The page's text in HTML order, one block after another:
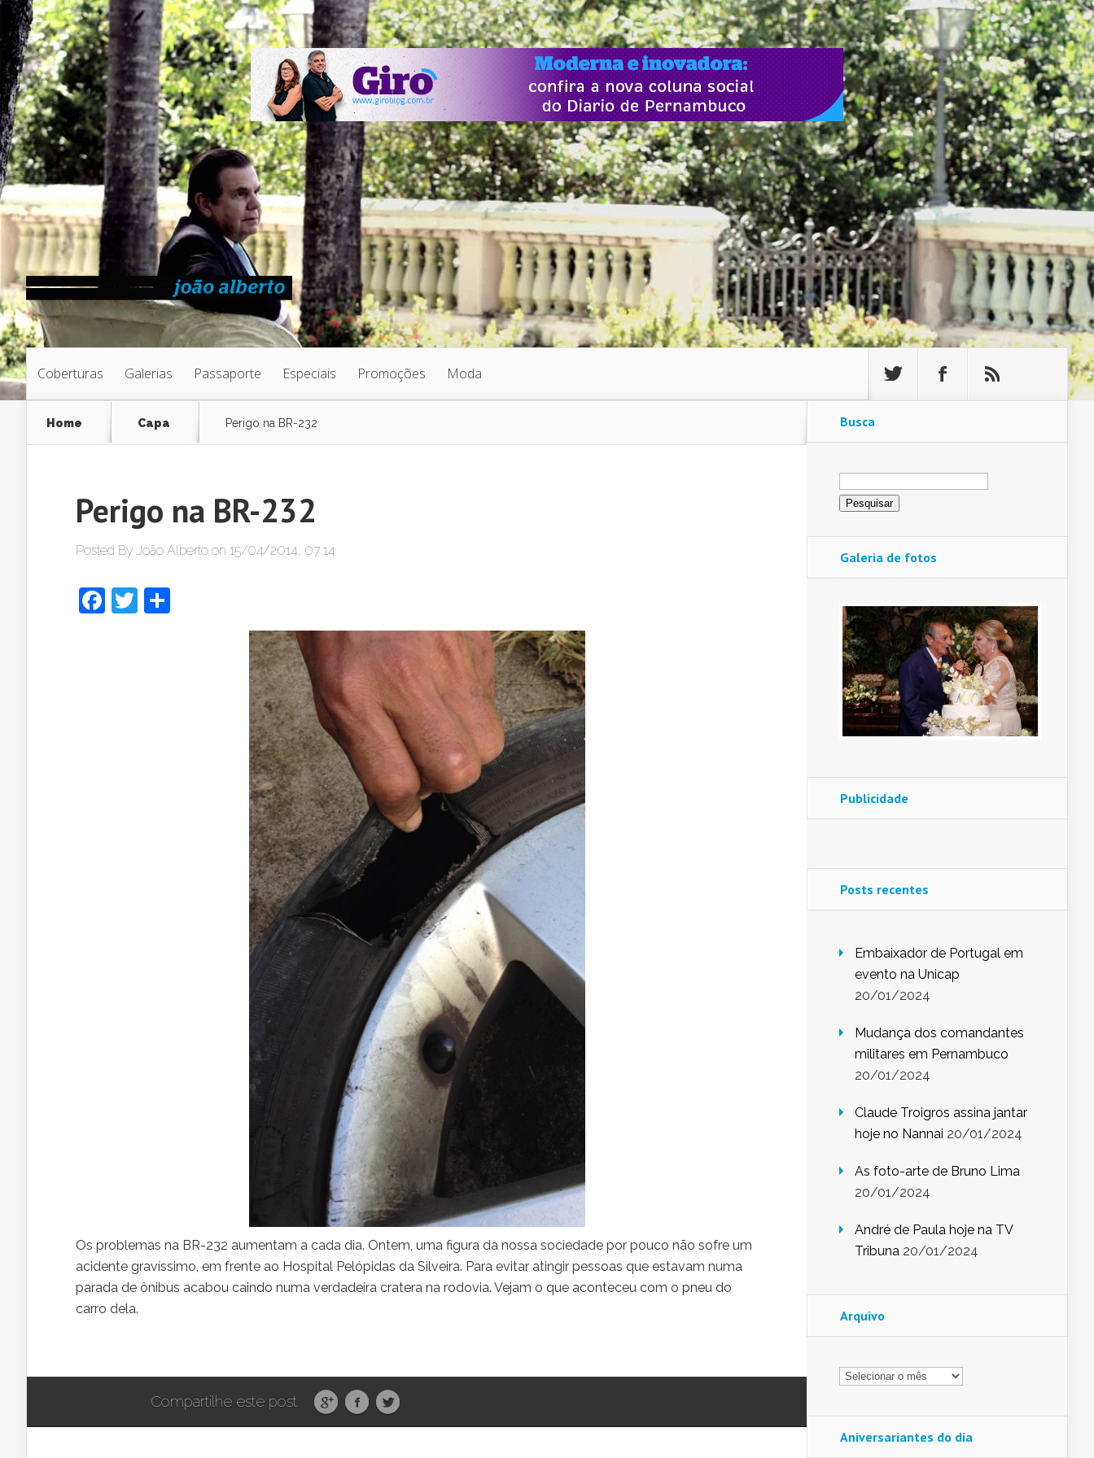
Coberturas Galerias Passaporte Especiais Promoções Moda
Home Capa Perigo na BR-232
Perigo na BR-232
Posted By João Alberto on 15/04/2014, 07:14
Facebook
Twitter
Os problemas na BR-232 aumentam a cada dia. Ontem, uma figura da nossa sociedade por pouco não sofre um
acidente gravíssimo, em frente ao Hospital Pelópidas da Silveira. Para evitar atingir pessoas que estavam numa
parada de ônibus acabou caindo numa verdadeira cratera na rodovia. Vejam o que aconteceu com o pneu do
carro dela.
Compartilhe este post
Busca
Pesquisar
por:
Galeria de fotos
Publicidade
Posts recentes
Embaixador de Portugal em
evento na Unicap
20/01/2024
Mudança dos comandantes
militares em Pernambuco
20/01/2024
Claude Troigros assina jantar
hoje no Nannai 20/01/2024
As foto-arte de Bruno Lima
20/01/2024
André de Paula hoje na TV
Tribuna 20/01/2024
Arquivo
Arquivo
Aniversariantes do dia